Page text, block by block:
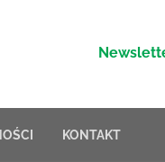
KONTAKT